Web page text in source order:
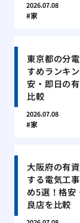
2026.07.08
家
東京都の分
すめランキ
安・即日の
比較
2026.07.08
家
大阪府の有
する電気工
め5選！格安
良店を比較